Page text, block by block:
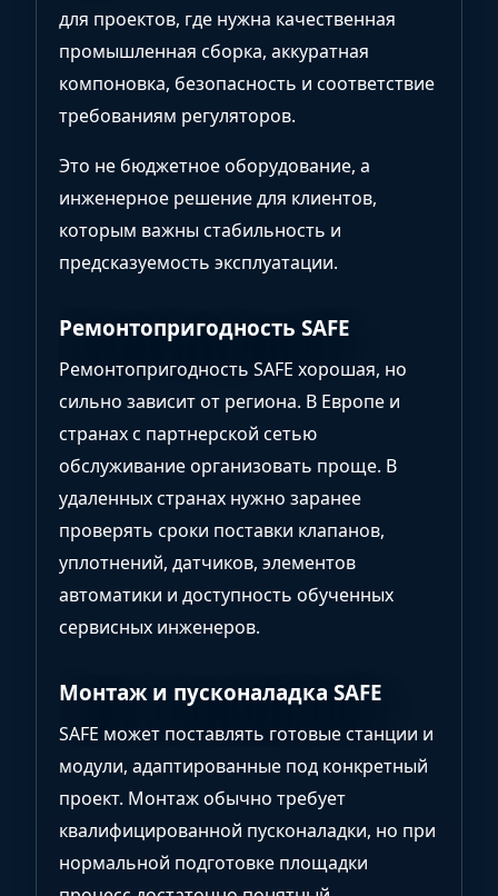
для проектов, где нужна качественная
промышленная сборка, аккуратная
компоновка, безопасность и соответствие
требованиям регуляторов.
Это не бюджетное оборудование, а
инженерное решение для клиентов,
которым важны стабильность и
предсказуемость эксплуатации.
Ремонтопригодность SAFE
Ремонтопригодность SAFE хорошая, но
сильно зависит от региона. В Европе и
странах с партнерской сетью
обслуживание организовать проще. В
удаленных странах нужно заранее
проверять сроки поставки клапанов,
уплотнений, датчиков, элементов
автоматики и доступность обученных
сервисных инженеров.
Монтаж и пусконаладка SAFE
SAFE может поставлять готовые станции и
модули, адаптированные под конкретный
проект. Монтаж обычно требует
квалифицированной пусконаладки, но при
нормальной подготовке площадки